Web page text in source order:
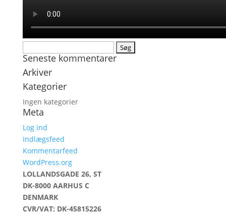
efter:
Seneste kommentarer
Arkiver
Kategorier
Ingen kategorier
Meta
Log ind
Indlægsfeed
Kommentarfeed
WordPress.org
LOLLANDSGADE 26, ST
DK-8000 AARHUS C
DENMARK
CVR/VAT: DK-45815226